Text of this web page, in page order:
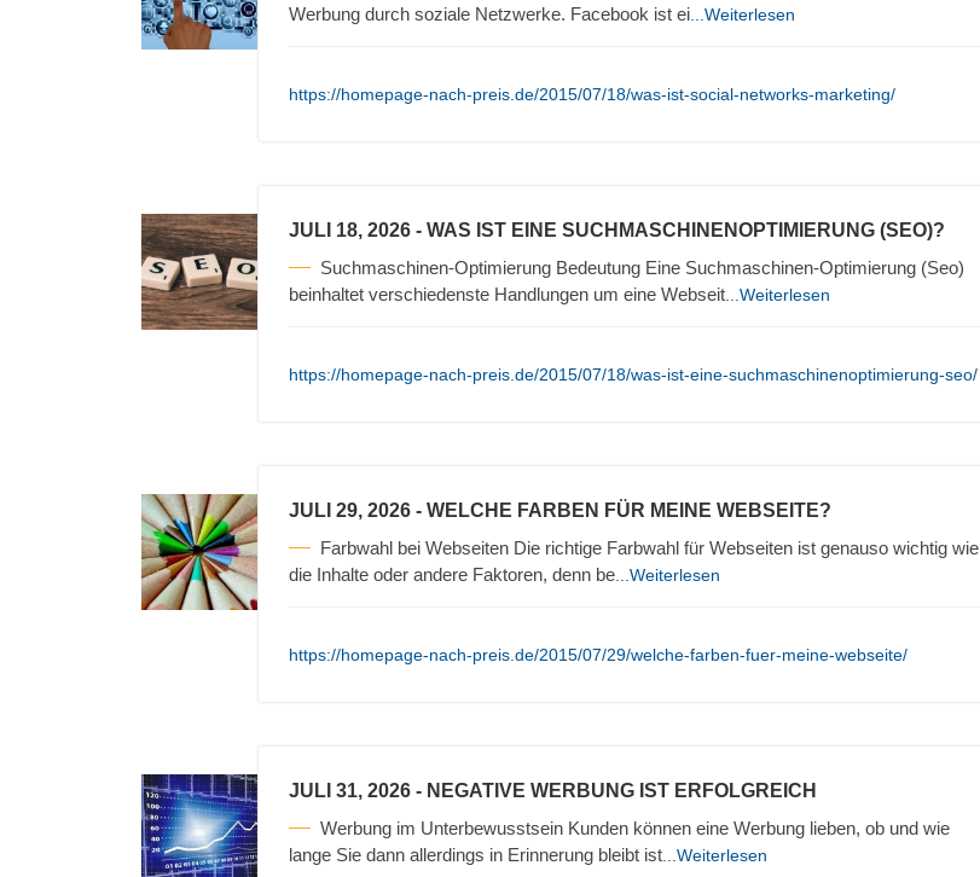
Werbung durch soziale Netzwerke. Facebook ist ei ...Weiterlesen
https://homepage-nach-preis.de/2015/07/18/was-ist-social-networks-marketing/
JULI 18, 2026 - WAS IST EINE SUCHMASCHINENOPTIMIERUNG (SEO)?
Suchmaschinen-Optimierung Bedeutung Eine Suchmaschinen-Optimierung (Seo)
beinhaltet verschiedenste Handlungen um eine Webseit ...Weiterlesen
https://homepage-nach-preis.de/2015/07/18/was-ist-eine-suchmaschinenoptimierung-seo/
JULI 29, 2026 - WELCHE FARBEN FÜR MEINE WEBSEITE?
Farbwahl bei Webseiten Die richtige Farbwahl für Webseiten ist genauso wichtig wie
die Inhalte oder andere Faktoren, denn be ...Weiterlesen
https://homepage-nach-preis.de/2015/07/29/welche-farben-fuer-meine-webseite/
JULI 31, 2026 - NEGATIVE WERBUNG IST ERFOLGREICH
Werbung im Unterbewusstsein Kunden können eine Werbung lieben, ob und wie
lange Sie dann allerdings in Erinnerung bleibt ist ...Weiterlesen